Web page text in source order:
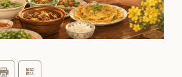
những giá trị nền tảng